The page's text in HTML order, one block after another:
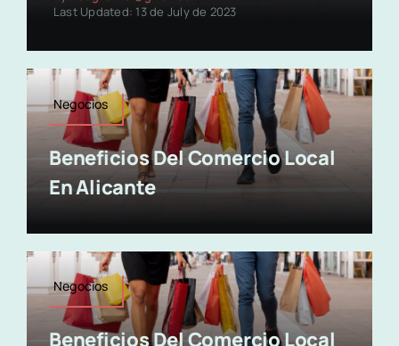
Last Updated: 13 de July de 2023
Negocios
Beneficios Del Comercio Local
En Alicante
Negocios
Beneficios Del Comercio Local